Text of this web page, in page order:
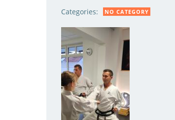
Categories: NO CATEGORY